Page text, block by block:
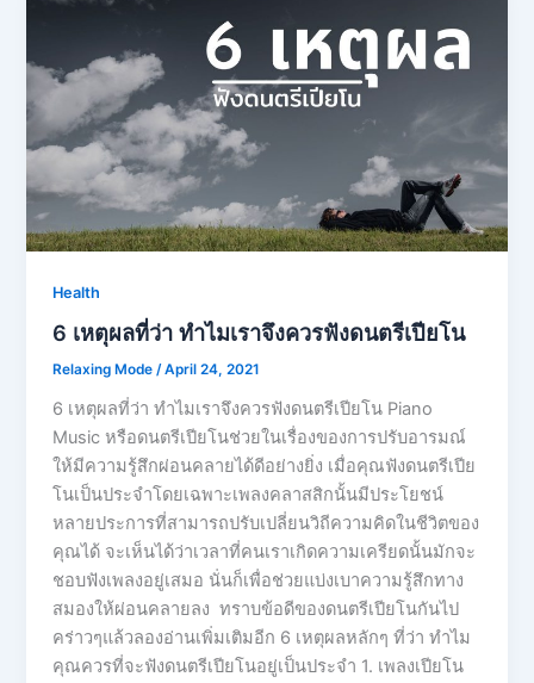
Health
6 เหตุผลที่ว่า ทำไมเราจึงควรฟังดนตรีเปียโน
Relaxing Mode/April 24, 2021
6 เหตุผลที่ว่า ทำไมเราจึงควรฟังดนตรีเปียโน Piano
Music หรือดนตรีเปียโนช่วยในเรื่องของการปรับอารมณ์
ให้มีความรู้สึกผ่อนคลายได้ดีอย่างยิ่ง เมื่อคุณฟังดนตรีเปีย
โนเป็นประจำโดยเฉพาะเพลงคลาสสิกนั้นมีประโยชน์
หลายประการที่สามารถปรับเปลี่ยนวิถีความคิดในชีวิตของ
คุณได้ จะเห็นได้ว่าเวลาที่คนเราเกิดความเครียดนั้นมักจะ
ชอบฟังเพลงอยู่เสมอ นั่นก็เพื่อช่วยแบ่งเบาความรู้สึกทาง
สมองให้ผ่อนคลายลง ทราบข้อดีของดนตรีเปียโนกันไป
คร่าวๆแล้วลองอ่านเพิ่มเติมอีก 6 เหตุผลหลักๆ ที่ว่า ทำไม
คุณควรที่จะฟังดนตรีเปียโนอยู่เป็นประจำ 1. เพลงเปียโน